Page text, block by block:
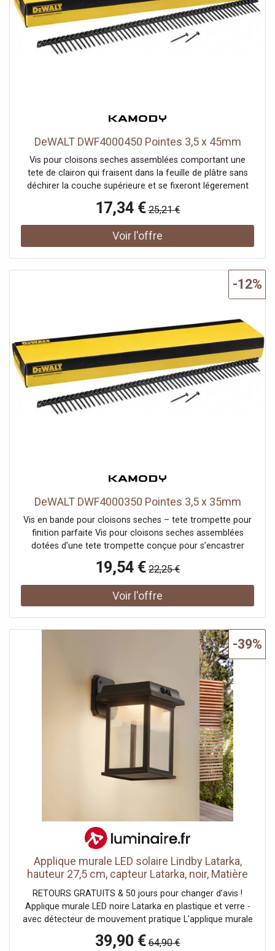
DeWALT DWF4000450 Pointes 3,5 x 45mm
Vis pour cloisons seches assemblées comportant une
tete de clairon qui fraisent dans la feuille de plâtre sans
déchirer la couche supérieure et se fixeront légerement
incurvée sous la tete forme doucement le matériau de
base sans l'écraser. Les vis sont regroupées en une bande,
spécialement conçue pour une installation facile et sans
bourrage. • Gamme de vis en bande • Pointes aiguisé pour
sur plaque de plâtre et métal (max. 0.88mm) • Pour la
fixation sur bois également • Filetage inversé • Phosphate
pour des installations faciles • Adapté pour DeWALT,
Powers, HILTI, Makita, Senco Spécifications techniques: •
Longueur du produit: 55 mm • Emballage: Box , Boîte
Photo d'illustration>
17,34 € 25,21 €
DeWALT DWF4000350 Pointes 3,5 x 35mm
Vis en bande pour cloisons seches – tete trompette pour
finition parfaite Vis pour cloisons seches assemblées
dotées d’une tete trompette conçue pour s’encastrer
parfaitement dans la plaque de plâtre sans déchirer la
couche supérieure. Elles se positionnent légerement sous
la surface, garantissant ainsi une finition propre et
soignée, idéale pour les travaux professionnels de plaques
réduisant les risques d’endommagement du matériau.
Caractéristiques principales Vis en bande pour une pose
rapide et continue Pointe aiguisée pour une pénétration
facile et rapide Tete trompette pour un fraisage propre
dans le plâtre Fixation légerement sous la surface pour
une finition nette Disponibles en vrac ou en bande
Spécifications techniques Longueur 55 mm
Conditionnement Boîte >
19,54 € 22,25 €
-12%
Applique murale LED solaire Lindby Latarka,
hauteur 27,5 cm, capteur Latarka, noir, Matière
Plastique, Moderne, Applique Murale Solaire
RETOURS GRATUITS & 50 jours pour changer d’avis !
Applique murale LED noire Latarka en plastique et verre -
avec détecteur de mouvement pratique L'applique murale
LED solaire Latarka est angulaire et noire. Elle est
fabriquée en plastique et en verre et possède un
39,90 € 64,90 €
-39%